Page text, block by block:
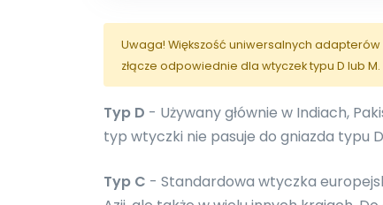
Uwaga! Większość uniwersalnych adapterów
złącze odpowiednie dla wtyczek typu D lub M.
Typ D - Używany głównie w Indiach,
typ wtyczki nie pasuje do gniazda typu
Typ C - Standardowa wtyczka